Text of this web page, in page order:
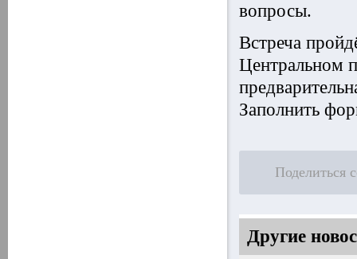
вопросы.
Встреча
Центральном
Заполнить
Поделиться
Другие